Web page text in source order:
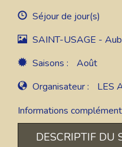
Séjour de jour(s)
SAINT-USAGE -
Saisons :
Août
Organisateur :
LES
Informations
DESCRIPTIF DU